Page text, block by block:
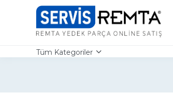
Tüm Kategoriler